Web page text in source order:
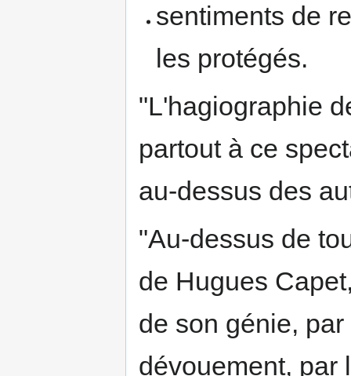
sentiments de
les protégés.
"L'hagiographie
partout à ce
au-dessus des
"Au-dessus de
de Hugues
de son génie,
dévouement, par